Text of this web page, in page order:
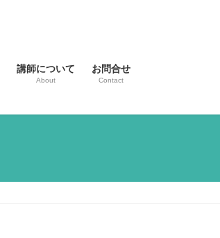
講師について
About
お問合せ
Contact